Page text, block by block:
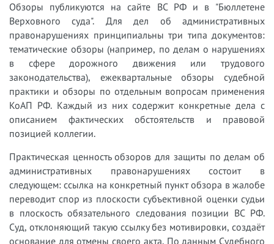
Обзоры публикуются на сайте ВС РФ и в "Бюллетене
Верховного суда". Для дел об административных
правонарушениях принципиальны три типа документов:
тематические обзоры (например, по делам о нарушениях
в сфере дорожного движения или трудового
законодательства), ежеквартальные обзоры судебной
практики и обзоры по отдельным вопросам применения
КоАП РФ. Каждый из них содержит конкретные дела с
описанием фактических обстоятельств и правовой
позицией коллегии.
Практическая ценность обзоров для защиты по делам об
административных правонарушениях состоит в
следующем: ссылка на конкретный пункт обзора в жалобе
переводит спор из плоскости субъективной оценки судьи
в плоскость обязательного следования позиции ВС РФ.
Суд, отклоняющий такую ссылку без мотивировки, создаёт
основание для отмены своего акта. По данным Судебного